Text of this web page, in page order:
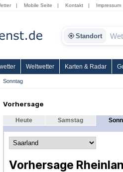
| Mobile Seite | Kontakt | Impressum
Standort
Weltwetter Karten & Radar
Sonntag
Vorhersage
Heute Samstag
Vorhersage